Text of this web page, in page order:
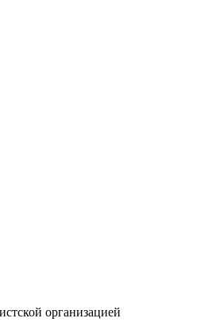
организацией